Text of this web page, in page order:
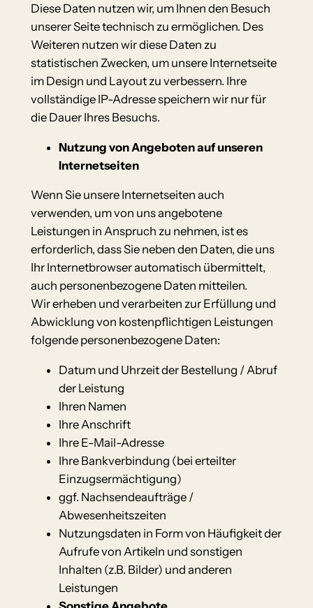
Diese Daten nutzen wir, um Ihnen den Besuch
unserer Seite technisch zu ermöglichen. Des
Weiteren nutzen wir diese Daten zu
statistischen Zwecken, um unsere Internetseite
im Design und Layout zu verbessern. Ihre
vollständige IP-Adresse speichern wir nur für
die Dauer Ihres Besuchs.
Nutzung von Angeboten auf unseren
Internetseiten
Wenn Sie unsere Internetseiten auch
verwenden, um von uns angebotene
Leistungen in Anspruch zu nehmen, ist es
erforderlich, dass Sie neben den Daten, die uns
Ihr Internetbrowser automatisch übermittelt,
auch personenbezogene Daten mitteilen.
Wir erheben und verarbeiten zur Erfüllung und
Abwicklung von kostenpflichtigen Leistungen
folgende personenbezogene Daten:
Datum und Uhrzeit der Bestellung / Abruf
der Leistung
Ihren Namen
Ihre Anschrift
Ihre E-Mail-Adresse
Ihre Bankverbindung (bei erteilter
Einzugsermächtigung)
ggf. Nachsendeaufträge /
Abwesenheitszeiten
Nutzungsdaten in Form von Häufigkeit der
Aufrufe von Artikeln und sonstigen
Inhalten (z.B. Bilder) und anderen
Leistungen